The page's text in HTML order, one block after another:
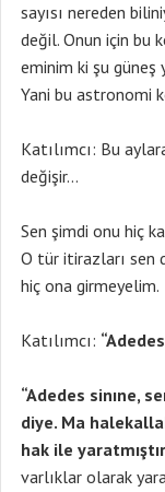
sayısı nereden
değil. Onun için bu
eminim ki şu güneş
Yani bu astronomi
Katılımcı: Bu
değişir…
Sen şimdi onu hiç
O tür itirazları sen
hiç ona girmeyelim.
Katılımcı:
“Adedes sinıne,
diye. Ma
hak ile
varlıklar olarak